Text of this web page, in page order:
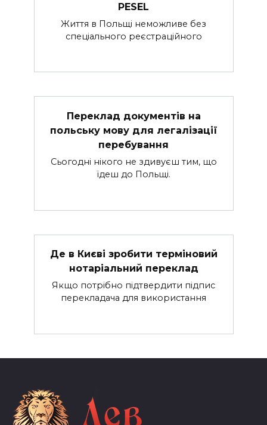
PESEL
Життя в Польщі неможливе без
спеціального реєстраційного
Переклад документів на
польську мову для легалізації
перебування
Сьогодні нікого не здивуєш тим, що
їдеш до Польщі.
Де в Києві зробити терміновий
нотаріальний переклад
Якщо потрібно підтвердити підпис
перекладача для використання